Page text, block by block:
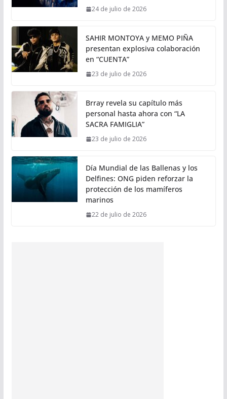
24 de julio de 2026
SAHIR MONTOYA y MEMO PIÑA
presentan explosiva colaboración
en “CUENTA”
23 de julio de 2026
Brray revela su capítulo más
personal hasta ahora con “LA
SACRA FAMIGLIA”
23 de julio de 2026
Día Mundial de las Ballenas y los
Delfines: ONG piden reforzar la
protección de los mamíferos
marinos
22 de julio de 2026